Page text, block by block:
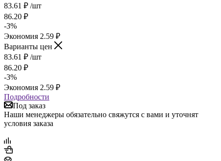
83.61 ₽ /шт
86.20 ₽
-3%
Экономия 2.59 ₽
Варианты цен
83.61 ₽ /шт
86.20 ₽
-3%
Экономия 2.59 ₽
Подробности
Под заказ
Наши менеджеры обязательно свяжутся с вами и уточнят
условия заказа